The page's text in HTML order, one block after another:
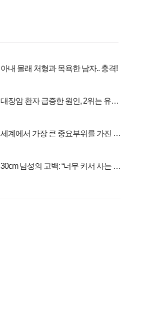
아내 몰래 처형과 목욕한 남자.. 충격!
대장암 환자 급증한 원인, 2위는 유산
세계에서 가장 큰 중요부위를 가진 남
30cm 남성의 고백: “너무 커서 사는 게